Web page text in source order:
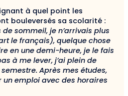
à quel point les
bouleversés sa scolarité :
sommeil, je n’arrivais plus
le français), quelque chose
en une demi-heure, je le fais
à me lever, j’ai plein de
Après mes études,
emploi avec des horaires